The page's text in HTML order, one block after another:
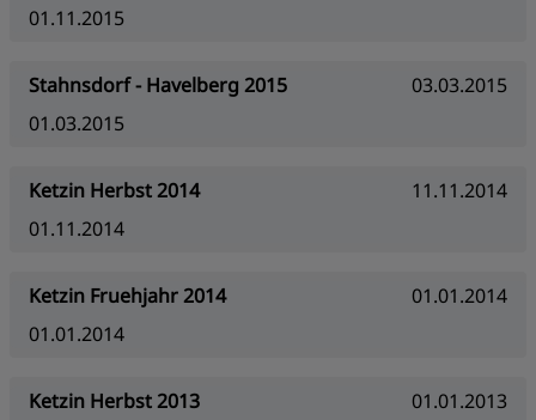
01.11.2015
Stahnsdorf - Havelberg 2015
03.03.2015
01.03.2015
Ketzin Herbst 2014
11.11.2014
01.11.2014
Ketzin Fruehjahr 2014
01.01.2014
01.01.2014
Ketzin Herbst 2013
01.01.2013